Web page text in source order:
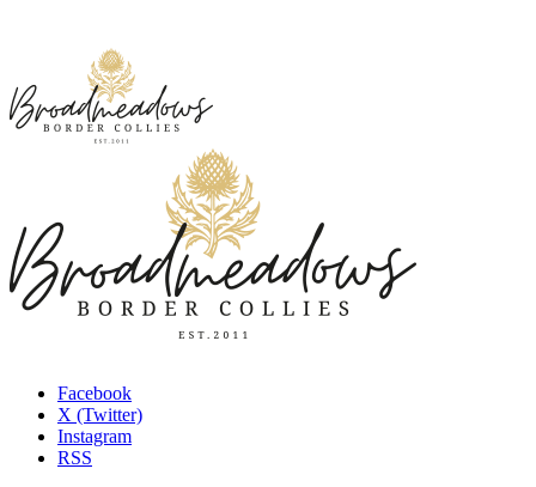
Facebook
X (Twitter)
Instagram
RSS